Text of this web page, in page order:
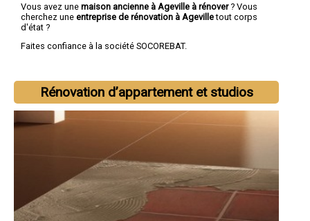
Vous avez une maison ancienne à Ageville à rénover? Vous
cherchez une entreprise de rénovation à Agevilletout corps
d'état ?
Faites confiance à la société SOCOREBAT.
Rénovation d’appartement et studios